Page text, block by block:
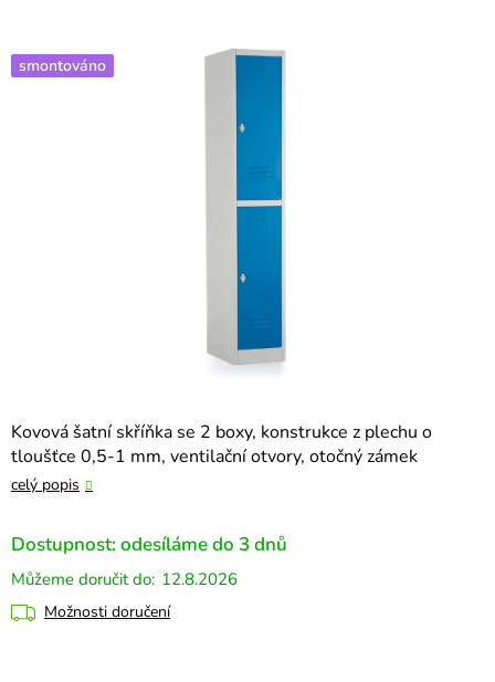
Kovová šatní skříňka se 2 boxy, konstrukce z plechu o
tloušťce 0,5-1 mm, ventilační otvory, otočný zámek
celý popis
Dostupnost: odesíláme do 3 dnů
12.8.2026
Možnosti doručení
0,0
z
smontováno